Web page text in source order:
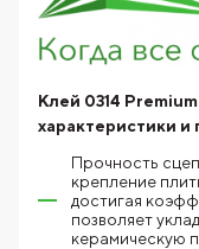
Клей 0314
характеристики и
Прочность
крепление
достигая
позволяет
керамическую